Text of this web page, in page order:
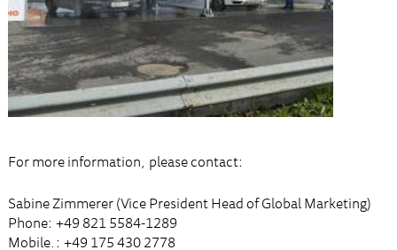
For more information, please contact:
Sabine Zimmerer (Vice President Head of Global Marketing)
Phone: +49 821 5584-1289
Mobile.: +49 175 430 2778